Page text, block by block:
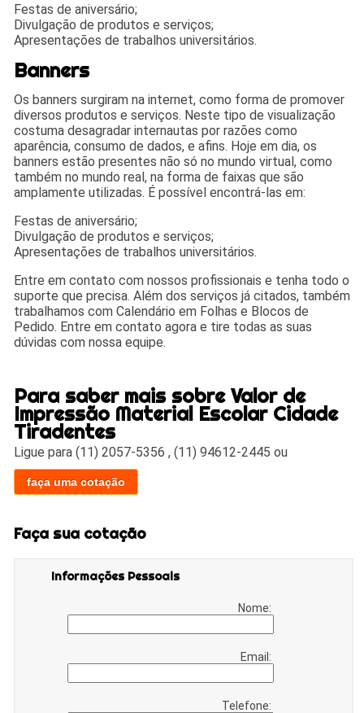
Festas de aniversário;
Divulgação de produtos e serviços;
Apresentações de trabalhos universitários.
Banners
Os banners surgiram na internet, como forma de promover
diversos produtos e serviços. Neste tipo de visualização
costuma desagradar internautas por razões como
aparência, consumo de dados, e afins. Hoje em dia, os
banners estão presentes não só no mundo virtual, como
também no mundo real, na forma de faixas que são
amplamente utilizadas. É possível encontrá-las em:
Festas de aniversário;
Divulgação de produtos e serviços;
Apresentações de trabalhos universitários.
Entre em contato com nossos profissionais e tenha todo o
suporte que precisa. Além dos serviços já citados, também
trabalhamos com Calendário em Folhas e Blocos de
Pedido. Entre em contato agora e tire todas as suas
dúvidas com nossa equipe.
Para saber mais sobre Valor de
Impressão Material Escolar Cidade
Tiradentes
Ligue para(11) 2057-5356 ,(11) 94612-2445 ou
faça uma cotação
Faça sua cotação
Informações Pessoais
Nome:
Email:
Telefone: